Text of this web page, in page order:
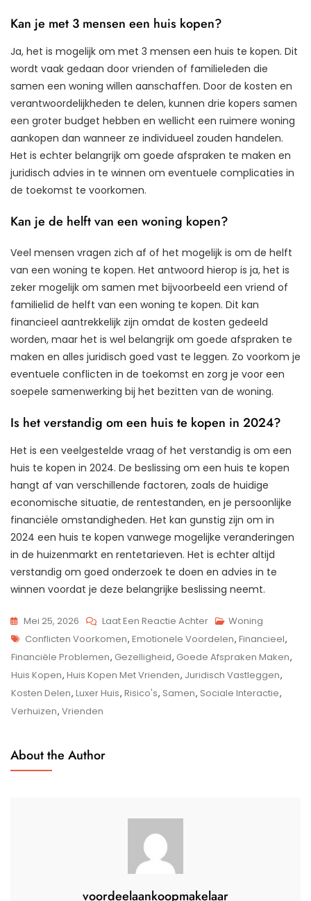
Kan je met 3 mensen een huis kopen?
Ja, het is mogelijk om met 3 mensen een huis te kopen. Dit
wordt vaak gedaan door vrienden of familieleden die
samen een woning willen aanschaffen. Door de kosten en
verantwoordelijkheden te delen, kunnen drie kopers samen
een groter budget hebben en wellicht een ruimere woning
aankopen dan wanneer ze individueel zouden handelen.
Het is echter belangrijk om goede afspraken te maken en
juridisch advies in te winnen om eventuele complicaties in
de toekomst te voorkomen.
Kan je de helft van een woning kopen?
Veel mensen vragen zich af of het mogelijk is om de helft
van een woning te kopen. Het antwoord hierop is ja, het is
zeker mogelijk om samen met bijvoorbeeld een vriend of
familielid de helft van een woning te kopen. Dit kan
financieel aantrekkelijk zijn omdat de kosten gedeeld
worden, maar het is wel belangrijk om goede afspraken te
maken en alles juridisch goed vast te leggen. Zo voorkom je
eventuele conflicten in de toekomst en zorg je voor een
soepele samenwerking bij het bezitten van de woning.
Is het verstandig om een huis te kopen in 2024?
Het is een veelgestelde vraag of het verstandig is om een
huis te kopen in 2024. De beslissing om een huis te kopen
hangt af van verschillende factoren, zoals de huidige
economische situatie, de rentestanden, en je persoonlijke
financiële omstandigheden. Het kan gunstig zijn om in
2024 een huis te kopen vanwege mogelijke veranderingen
in de huizenmarkt en rentetarieven. Het is echter altijd
verstandig om goed onderzoek te doen en advies in te
winnen voordat je deze belangrijke beslissing neemt.
Mei 25, 2026 Laat Een Reactie AchterOp
Gezamenlijk
Een
Huis
Kopen
Woning
Tags
Conflicten Voorkomen, Emotionele Voordelen, Financieel,
Financiële Problemen, Gezelligheid, Goede Afspraken Maken,
Huis Kopen, Huis Kopen Met Vrienden, Juridisch Vastleggen,
Kosten Delen, Luxer Huis, Risico's, Samen, Sociale Interactie,
Verhuizen, Vrienden
About the Author
voordeelaankoopmakelaar